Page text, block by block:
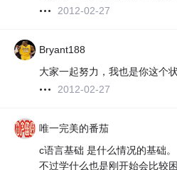
2012-02-27
Bryant188
大家一起努力，我也是你这个状
2012-02-27
唯一完美的番茄
c语言基础 是什么情况的基础。
不过学什么也是刚开始会比较